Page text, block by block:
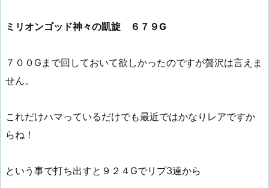
ミリオンゴッド神々の凱旋 ６７９G
７００Gまで回しておいて欲しかったのですが贅沢は言えま
せん。
これだけハマっているだけでも最近ではかなりレアですか
らね！
という事で打ち出すと９２４Gでリプ3連から